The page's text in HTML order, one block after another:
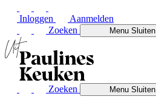
Inloggen
Aanmelden
Zoeken
MenuSluiten
Zoeken MenuSluiten